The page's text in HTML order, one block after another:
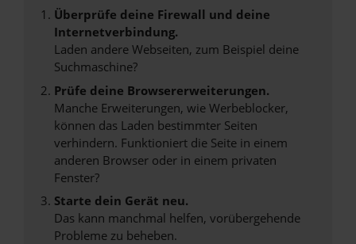
Überprüfe deine Firewall und deine
Internetverbindung.
Laden andere Webseiten, zum Beispiel deine
Suchmaschine?
Prüfe deine Browsererweiterungen.
Manche Erweiterungen, wie Werbeblocker,
können das Laden bestimmter Seiten
verhindern. Funktioniert die Seite in einem
anderen Browser oder in einem privaten
Fenster?
Starte dein Gerät neu.
Das kann manchmal helfen, vorübergehende
Probleme zu beheben.